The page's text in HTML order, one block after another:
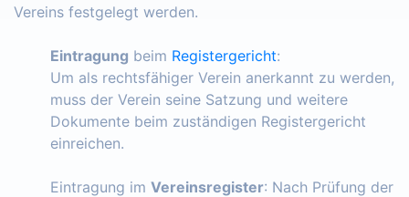
Vereins festgelegt werden.
Eintragung beim Registergericht:
Um als rechtsfähiger Verein anerkannt zu werden,
muss der Verein seine Satzung und weitere
Dokumente beim zuständigen Registergericht
einreichen.
Eintragung im Vereinsregister: Nach Prüfung der